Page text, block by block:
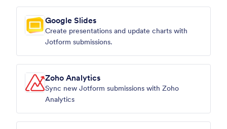
Google Slides
Create presentations and update charts with
Jotform submissions.
Zoho Analytics
Sync new Jotform submissions with Zoho
Analytics